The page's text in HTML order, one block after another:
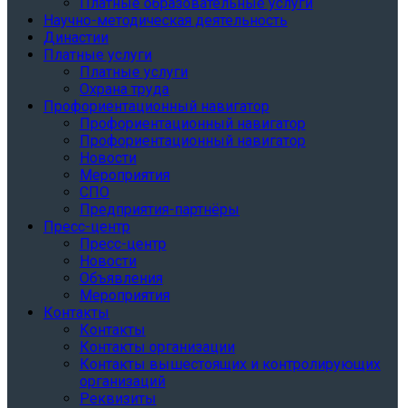
Научно-методическая деятельность
Династии
Платные услуги
Платные услуги
Охрана труда
Профориентационный навигатор
Профориентационный навигатор
Профориентационный навигатор
Новости
Мероприятия
СПО
Предприятия-партнёры
Пресс-центр
Пресс-центр
Новости
Объявления
Мероприятия
Контакты
Контакты
Контакты организации
Контакты вышестоящих и контролирующих
организаций
Реквизиты